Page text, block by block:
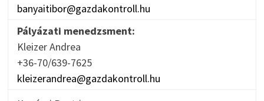
banyaitibor@gazdakontroll.hu
Pályázati menedzsment:
Kleizer Andrea
+36-70/639-7625
kleizerandrea@gazdakontroll.hu